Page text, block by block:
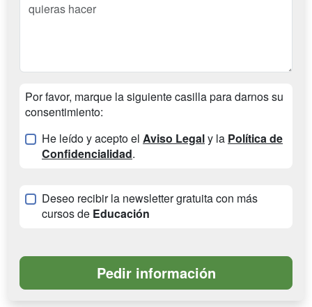
Por favor, marque la siguiente casilla para darnos su
consentimiento:
He leído y acepto el Aviso Legaly la Política de
Confidencialidad.
Deseo recibir la newsletter gratuita con más
cursos de Educación